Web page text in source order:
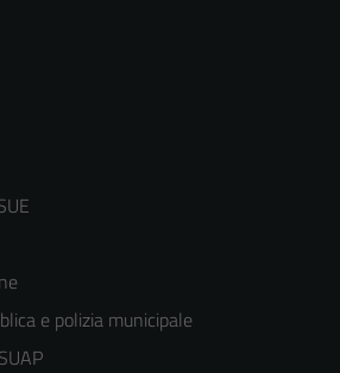
e polizia municipale
possono
essere